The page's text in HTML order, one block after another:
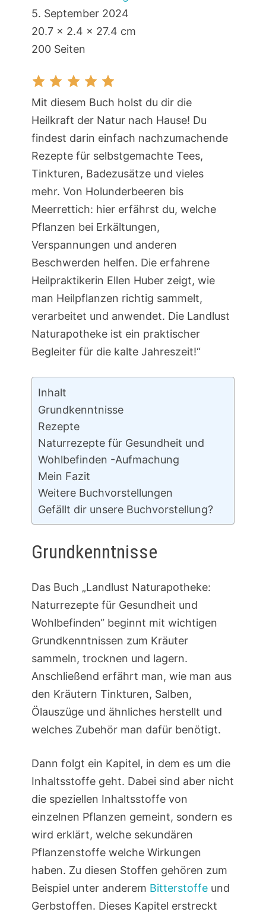
5. September 2024
20.7 x 2.4 x 27.4 cm
200 Seiten
Mit diesem Buch holst du dir die
Heilkraft der Natur nach Hause! Du
findest darin einfach nachzumachende
Rezepte für selbstgemachte Tees,
Tinkturen, Badezusätze und vieles
mehr. Von Holunderbeeren bis
Meerrettich: hier erfährst du, welche
Pflanzen bei Erkältungen,
Verspannungen und anderen
Beschwerden helfen. Die erfahrene
Heilpraktikerin Ellen Huber zeigt, wie
man Heilpflanzen richtig sammelt,
verarbeitet und anwendet. Die Landlust
Naturapotheke ist ein praktischer
Begleiter für die kalte Jahreszeit!“
Inhalt
Grundkenntnisse
Rezepte
Naturrezepte für Gesundheit und
Wohlbefinden -Aufmachung
Mein Fazit
Weitere Buchvorstellungen
Gefällt dir unsere Buchvorstellung?
Grundkenntnisse
Das Buch „Landlust Naturapotheke:
Naturrezepte für Gesundheit und
Wohlbefinden“ beginnt mit wichtigen
Grundkenntnissen zum Kräuter
sammeln, trocknen und lagern.
Anschließend erfährt man, wie man aus
den Kräutern Tinkturen, Salben,
Ölauszüge und ähnliches herstellt und
welches Zubehör man dafür benötigt.
Dann folgt ein Kapitel, in dem es um die
Inhaltsstoffe geht. Dabei sind aber nicht
die speziellen Inhaltsstoffe von
einzelnen Pflanzen gemeint, sondern es
wird erklärt, welche sekundären
Pflanzenstoffe welche Wirkungen
haben. Zu diesen Stoffen gehören zum
Beispiel unter anderem Bitterstoffeund
Gerbstoffen. Dieses Kapitel erstreckt